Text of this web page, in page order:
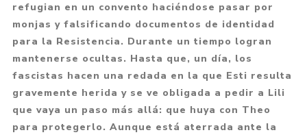
refugian en un convento haciéndose pasar por
monjas y falsificando documentos de identidad
para la Resistencia. Durante un tiempo logran
mantenerse ocultas. Hasta que, un día, los
fascistas hacen una redada en la que Esti resulta
gravemente herida y se ve obligada a pedir a Lili
que vaya un paso más allá: que huya con Theo
para protegerlo. Aunque está aterrada ante la